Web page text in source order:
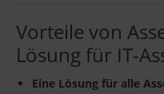
Vorteile von
Lösung für IT-
Eine Lösung für alle